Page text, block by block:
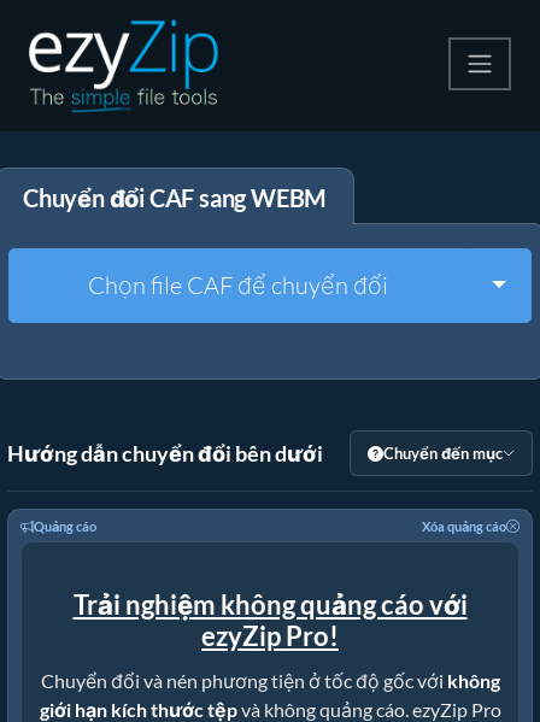
Giải nén
Công cụ khác
Chuyển đổi CAF sang WEBM
Chọn file CAF để chuyển đổi
Hướng dẫn chuyển đổi bên dưới Chuyển đến mục
Quảng cáo Xóa quảng cáo
Trải nghiệm không quảng cáo với
ezyZip Pro!
Chuyển đổi và nén phương tiện ở tốc độ gốc với không
giới hạn kích thước tệpvà không quảng cáo. ezyZip Pro